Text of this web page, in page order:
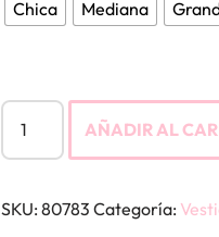
Chica Mediana
AÑADIR AL
SKU: 80783 Categoría: